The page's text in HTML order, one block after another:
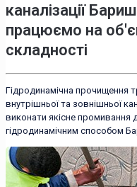
каналізації
працюємо на
складності
Гідродинамічна прочищення
внутрішньої та зовнішньої
виконати якісне промивання
гідродинамічним способом